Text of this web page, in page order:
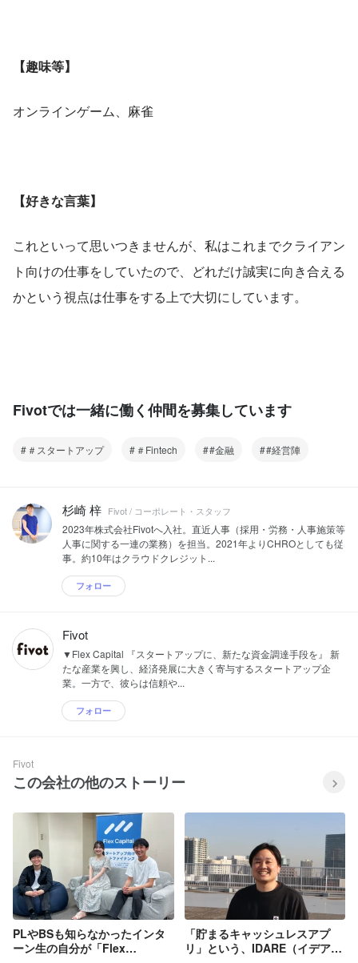
【趣味等】
オンラインゲーム、麻雀
【好きな言葉】
これといって思いつきませんが、私はこれまでクライアン
ト向けの仕事をしていたので、どれだけ誠実に向き合える
かという視点は仕事をする上で大切にしています。
Fivotでは一緒に働く仲間を募集しています
＃スタートアップ ＃Fintech #金融 #経営陣
杉崎 梓 Fivot / コーポレート・スタッフ
2023年株式会社Fivotへ入社。直近人事（採用・労務・人事施策等
人事に関する一連の業務）を担当。2021年よりCHROとしても従
事。約10年はクラウドクレジット...
フォロー
Fivot
▼Flex Capital 『スタートアップに、新たな資金調達手段を』 新
たな産業を興し、経済発展に大きく寄与するスタートアップ企
業。一方で、彼らは信頼や...
フォロー
Fivot
この会社の他のストーリー
PLやBSも知らなかったインタ
ーン生の自分が「Flex
「貯まるキャッシュレスアプ
リ」という、IDARE（イデア）